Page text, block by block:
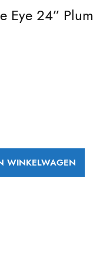
Eye 24” Plum
WINKELWAGEN